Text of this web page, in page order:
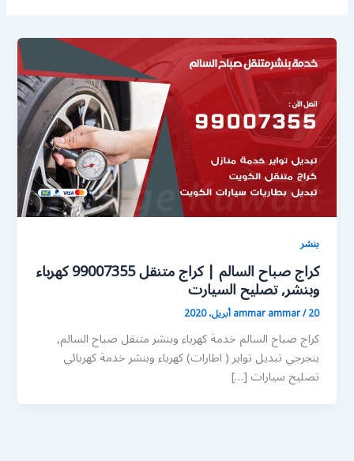
بنشر
كراج صباح السالم | كراج متنقل 99007355 كهرباء
وبنشر, تصليح السيارت
ammar ammar/20 أبريل، 2020
كراج صباح السالم خدمة كهرباء وبنشر متنقل صباح السالم,
بنجرجي تبديل تواير ( اطارات) كهرباء وبنشر خدمة كهربائي
تصليح سيارات […]